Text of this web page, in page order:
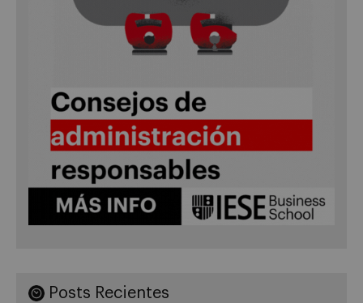
Posts Recientes